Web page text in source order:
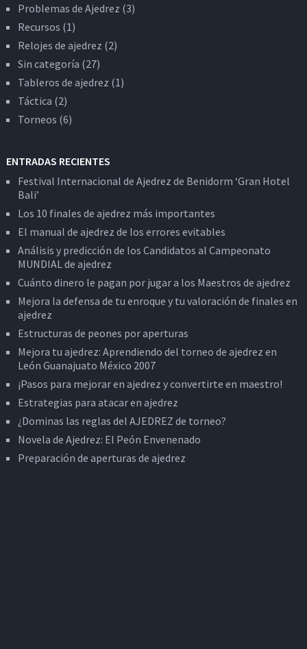
Problemas de Ajedrez (3)
Recursos (1)
Relojes de ajedrez (2)
Sin categoría (27)
Tableros de ajedrez (1)
Táctica (2)
Torneos (6)
ENTRADAS RECIENTES
Festival Internacional de Ajedrez de Benidorm ‘Gran Hotel
Bali’
Los 10 finales de ajedrez más importantes
El manual de ajedrez de los errores evitables
Análisis y predicción de los Candidatos al Campeonato
MUNDIAL de ajedrez
Cuánto dinero le pagan por jugar a los Maestros de ajedrez
Mejora la defensa de tu enroque y tu valoración de finales en
ajedrez
Estructuras de peones por aperturas
Mejora tu ajedrez: Aprendiendo del torneo de ajedrez en
León Guanajuato México 2007
¡Pasos para mejorar en ajedrez y convertirte en maestro!
Estrategias para atacar en ajedrez
¿Dominas las reglas del AJEDREZ de torneo?
Novela de Ajedrez: El Peón Envenenado
Preparación de aperturas de ajedrez